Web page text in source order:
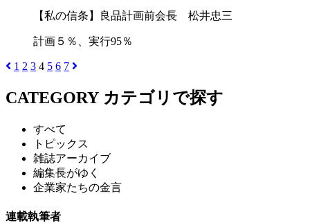
【私の信条】良品計画前会長 松井忠三
計画５％、実行95％
1 2 3 4 5 6 7
CATEGORY カテゴリで探す
すべて
トピックス
雑誌アーカイブ
編集長がゆく
企業家たちの金言
連載執筆者